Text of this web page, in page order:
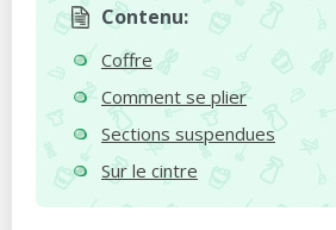
Contenu:
Coffre
Comment se plier
Sections suspendues
Sur le cintre